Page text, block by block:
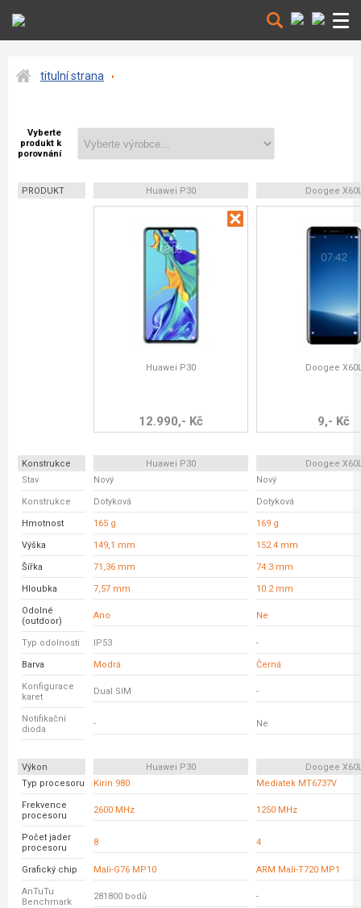
titulní strana
Vyberte
produkt k
porovnání
PRODUKT Huawei P30 Doogee
Huawei P30
12.990,- Kč
Doogee
9,- Kč
Konstrukce Huawei P30
Doogee
Stav
Nový Nový
Konstrukce Dotyková Dotyková
Hmotnost 165 g 169 g
Výška 149,1 mm 152.4 mm
Šířka 71,36 mm 74.3 mm
Hloubka 7,57 mm 10.2 mm
Odolné
(outdoor)
Ano Ne
Typ odolnosti IP53 -
Barva Modrá Černá
Konfigurace
karet
Dual SIM -
Notifikační
dioda
- Ne
Výkon Huawei P30
Doogee
Typ procesoru
Kirin 980 Mediatek MT6737V
Frekvence
procesoru
2600 MHz 1250 MHz
Počet jader
procesoru
8 4
Grafický chip Mali-G76 MP10 ARM Mali-T720 MP1
AnTuTu
Benchmark
281800 bodů -